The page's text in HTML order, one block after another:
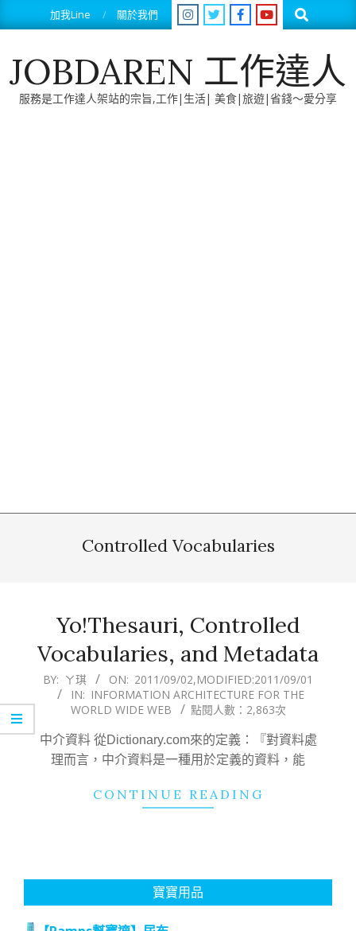
to
加我Line 關於我們 Search
JOBDAREN 工作達人
服務是工作達人架站的宗旨,工作|生活| 美食|旅遊|省錢～愛分享
Controlled Vocabularies
Yo!Thesauri, Controlled
Vocabularies, and Metadata
2011-
BY: ㄚ琪 ON: 2011/09/02,MODIFIED:2011/09/01
IN: INFORMATION ARCHITECTURE FOR THE
WORLD WIDE WEB
點閱人數：2,863次
中介資料 從Dictionary.com來的定義：『對資料處
理而言，中介資料是一種用於定義的資料，能
CONTINUE READING
寶寶用品